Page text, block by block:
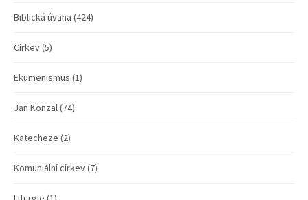
Biblická úvaha (424)
Církev(5)
Ekumenismus (1)
Jan Konzal(74)
Katecheze (2)
Komuniální církev(7)